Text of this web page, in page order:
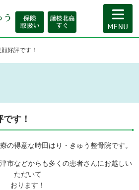
好評です！
す！
の得意な時田はり・きゅう整骨院です。
市などからも多くの患者さんにお越しい
ただいて
おります！